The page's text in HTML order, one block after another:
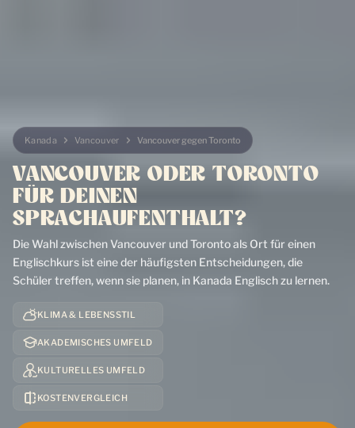
Kanada Vancouver Vancouver gegen Toronto
VANCOUVER ODER TORONTO
FÜR DEINEN
SPRACHAUFENTHALT?
Die Wahl zwischen Vancouver und Toronto als Ort für einen
Englischkurs ist eine der häufigsten Entscheidungen, die
Schüler treffen, wenn sie planen, in Kanada Englisch zu lernen.
KLIMA & LEBENSSTIL
AKADEMISCHES UMFELD
KULTURELLES UMFELD
KOSTENVERGLEICH
Lass uns reden